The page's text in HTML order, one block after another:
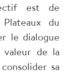
est de
du
le dialogue
de la
sa